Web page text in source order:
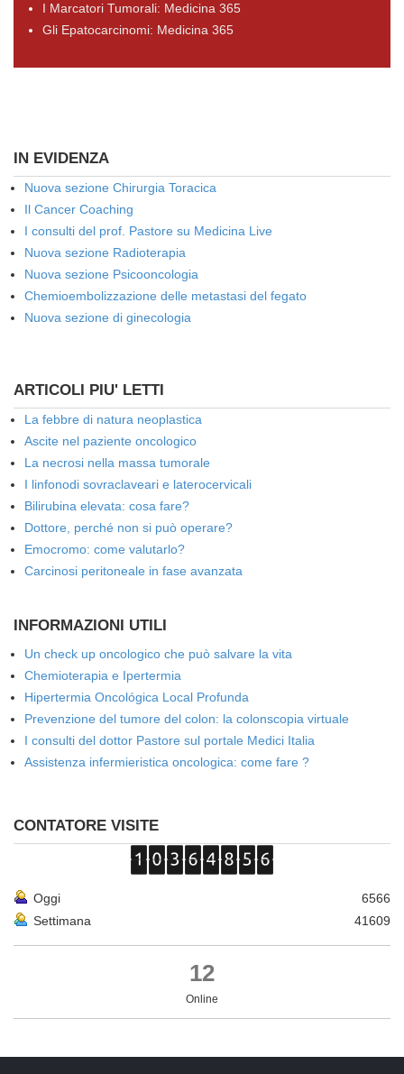
I Marcatori Tumorali: Medicina 365
Gli Epatocarcinomi: Medicina 365
IN EVIDENZA
Nuova sezione Chirurgia Toracica
Il Cancer Coaching
I consulti del prof. Pastore su Medicina Live
Nuova sezione Radioterapia
Nuova sezione Psicooncologia
Chemioembolizzazione delle metastasi del fegato
Nuova sezione di ginecologia
ARTICOLI PIU' LETTI
La febbre di natura neoplastica
Ascite nel paziente oncologico
La necrosi nella massa tumorale
I linfonodi sovraclaveari e laterocervicali
Bilirubina elevata: cosa fare?
Dottore, perché non si può operare?
Emocromo: come valutarlo?
Carcinosi peritoneale in fase avanzata
INFORMAZIONI UTILI
Un check up oncologico che può salvare la vita
Chemioterapia e Ipertermia
Hipertermia Oncológica Local Profunda
Prevenzione del tumore del colon: la colonscopia virtuale
I consulti del dottor Pastore sul portale Medici Italia
Assistenza infermieristica oncologica: come fare ?
CONTATORE VISITE
Oggi
6566
Settimana
41609
12
Online